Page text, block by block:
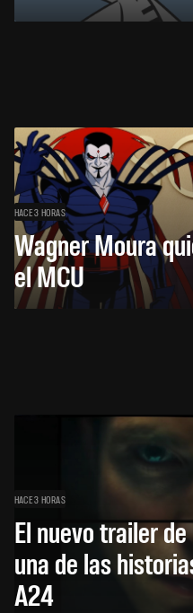
HACE 3 HORAS
Wagner Moura
el MCU
HACE 3 HORAS
El nuevo trailer
una de las
A24